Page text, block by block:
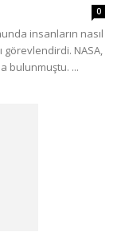
0
insanların nasıl
NASA,
bulunmuştu. ...